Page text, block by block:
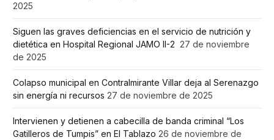
2025
Siguen las graves deficiencias en el servicio de nutrición y
dietética en Hospital Regional JAMO II-2 27 de noviembre
de 2025
Colapso municipal en Contralmirante Villar deja al Serenazgo
sin energía ni recursos 27 de noviembre de 2025
Intervienen y detienen a cabecilla de banda criminal “Los
Gatilleros de Tumpis” en El Tablazo 26 de noviembre de